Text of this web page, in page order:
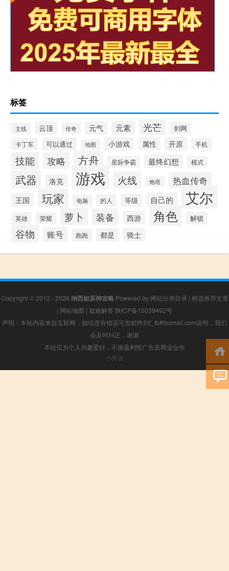
标签
主线 云顶 传奇 元气 元素 光芒 剑网
卡丁车 可以通过 地图 小游戏 属性 开原 手机
技能 攻略 方舟 星际争霸 最终幻想 模式
武器 洛克 游戏 火线 炮塔 热血传奇
王国 玩家 电脑 的人 等级 自己的 艾尔
英雄 荣耀 萝卜 装备 西游 角色 解锁
谷物 账号 跑跑 都是 骑士
Copyright © 2012 - 2026 纳西妲原神攻略Powered by 网站分类目录 | 精选推荐文章
| 网站地图 | 疑难解答 陕ICP备15039492号
声明：本站内容来自互联网，如信息有错误可发邮件到f_fb#foxmail.com说明，我们
会及时纠正，谢谢
本站仅为个人兴趣爱好，不接盈利性广告及商业合作
小男孩